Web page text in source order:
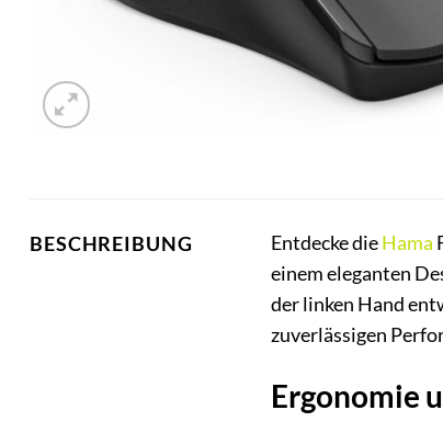
BESCHREIBUNG Entdecke dieHama
einem eleganten
der linken Hand
zuverlässigen
Ergonomie